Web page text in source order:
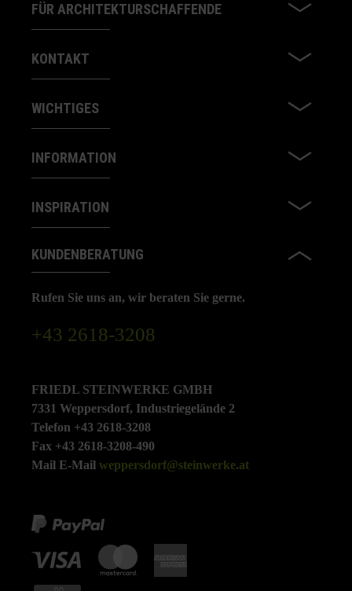
FÜR ARCHITEKTURSCHAFFENDE
KONTAKT
WICHTIGES
INFORMATION
INSPIRATION
KUNDENBERATUNG
Rufen Sie uns an, wir beraten Sie gerne.
+43 2618-3208
FRIEDL STEINWERKE GMBH
7331 Weppersdorf, Industriegelände 2
Telefon +43 2618-3208
Fax +43 2618-3208-490
Mail E-Mail weppersdorf@steinwerke.at